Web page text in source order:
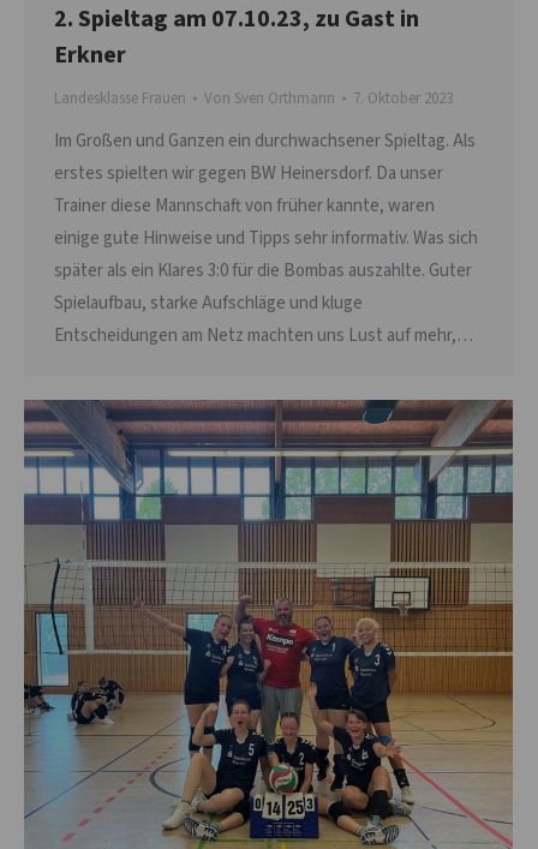
2. Spieltag am 07.10.23, zu Gast in
Erkner
Landesklasse Frauen Von Sven Orthmann 7. Oktober 2023
Im Großen und Ganzen ein durchwachsener Spieltag. Als
erstes spielten wir gegen BW Heinersdorf. Da unser
Trainer diese Mannschaft von früher kannte, waren
einige gute Hinweise und Tipps sehr informativ. Was sich
später als ein Klares 3:0 für die Bombas auszahlte. Guter
Spielaufbau, starke Aufschläge und kluge
Entscheidungen am Netz machten uns Lust auf mehr,…